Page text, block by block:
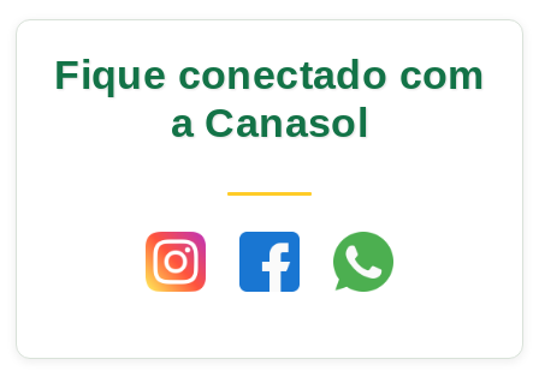
Fique conectado com
a Canasol